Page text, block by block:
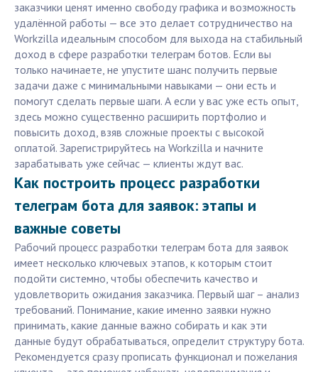
заказчики ценят именно свободу графика и возможность
удалённой работы — все это делает сотрудничество на
Workzilla идеальным способом для выхода на стабильный
доход в сфере разработки телеграм ботов. Если вы
только начинаете, не упустите шанс получить первые
задачи даже с минимальными навыками — они есть и
помогут сделать первые шаги. А если у вас уже есть опыт,
здесь можно существенно расширить портфолио и
повысить доход, взяв сложные проекты с высокой
оплатой. Зарегистрируйтесь на Workzilla и начните
зарабатывать уже сейчас — клиенты ждут вас.
Как построить процесс разработки
телеграм бота для заявок: этапы и
важные советы
Рабочий процесс разработки телеграм бота для заявок
имеет несколько ключевых этапов, к которым стоит
подойти системно, чтобы обеспечить качество и
удовлетворить ожидания заказчика. Первый шаг – анализ
требований. Понимание, какие именно заявки нужно
принимать, какие данные важно собирать и как эти
данные будут обрабатываться, определит структуру бота.
Рекомендуется сразу прописать функционал и пожелания